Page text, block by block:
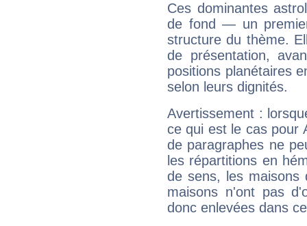
Ces dominantes
de fond — un
structure du thème.
de présentation,
positions planétaires
selon leurs dignités.
Avertissement :
ce qui est le cas pour
de paragraphes ne
les répartitions en
de sens, les maisons
maisons n'ont pas
donc enlevées dans